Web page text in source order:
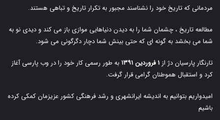
مردمانی که تاریخ خود را نشناسند مجبور به تکرار تاریخ و تباهی هستند.
مطالعه تاریخ ، چشمان شما را به دیدن دنیاهایی موازی باز می کند و دیدی نو به
شما می بخشد به گونه ای که حتی بینش شما دچار دگرگونی می شود.
تارنگار پارسیان دژ از ۱ فروردین ۱۳۹۱
به طور رسمی کار خود را در وب پارسی آغاز
کرد و استقبال هموطنان گرامی قرار گرفت.
امیدواریم بتوانیم به اندیشه ایرانشهری و رشد فرهنگی کشور عزیزمان کمکی کرده
باشیم